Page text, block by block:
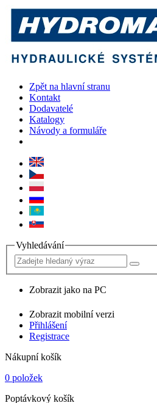
Zpět na hlavní stranu
Kontakt
Dodavatelé
Katalogy
Návody a formuláře
Vyhledávání
Zobrazit jako na PC
Zobrazit mobilní verzi
Přihlášení
Registrace
Nákupní košík
0 položek
Poptávkový košík